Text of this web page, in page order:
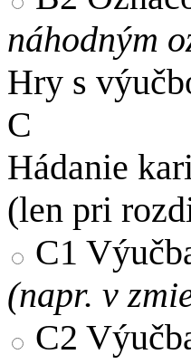
náhodným
Hry s
C
Hádanie
(len pri
C1
(napr. v
C2